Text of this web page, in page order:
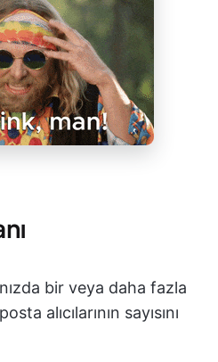
bir veya daha fazla
alıcılarının sayısını